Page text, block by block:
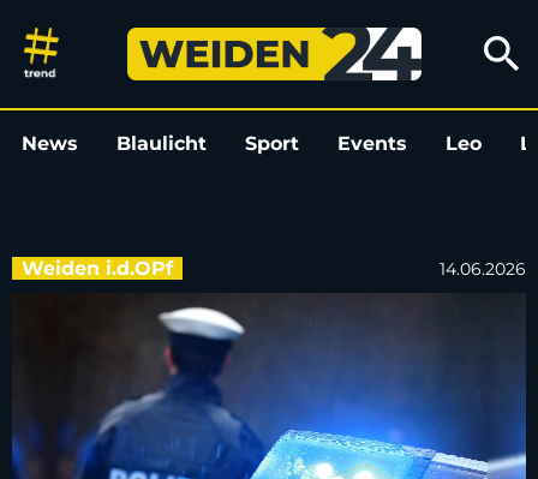
Auto in Weiden zerkratzt:
search
News Blaulicht Sport Events Leo
Weiden i.d.OPf 14.06.2026